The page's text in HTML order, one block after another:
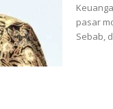
pasar
Sebab,